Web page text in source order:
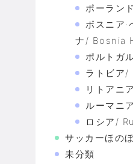
ポーラン
ボスニア·
ナ/ Bosnia
ポルトガ
ラトビア/
リトアニ
ルーマニ
ロシア/
サッカーほの
未分類